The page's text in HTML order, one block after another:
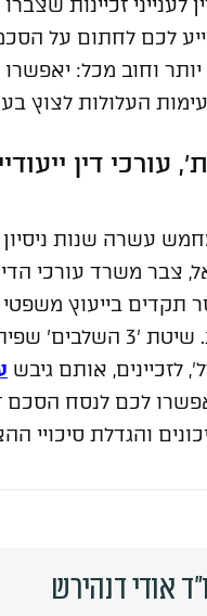
זכיינות שצברו
לכם לחתום על
יותר וחוב מכל:
העלולות לצוץ
עורכי דין
עשרה שנות
צבר משרד עורכי
תקדים בייעוץ משפטי
ולחברות מזכות. שיטת '3
לזכיינים, אותם גיבש
לכם לנסח הסכם
והגדלת סיכויי
אודי דנהירש